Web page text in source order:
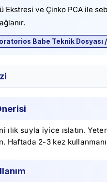
Ekstresi ve Çinko PCA ile
Babe Teknik Dosyası
ılık suyla iyice ıslatın.
Haftada 2-3 kez